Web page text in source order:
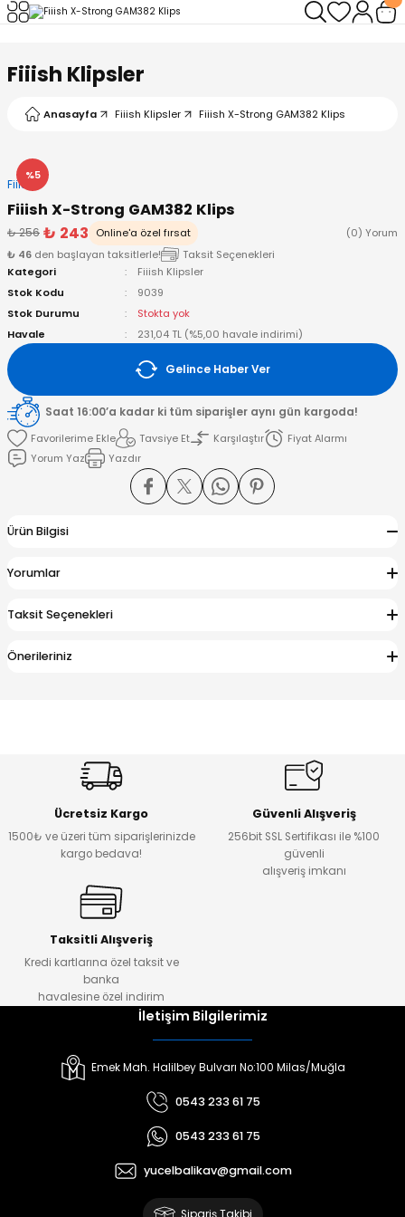
Fiiish Klipsler
Anasayfa Fiiish Klipsler Fiiish X-Strong GAM382 Klips
%5
Fiiish
Fiiish X-Strong GAM382 Klips
₺ 256 ₺ 243 Online'a özel fırsat
(0) Yorum
₺ 46 den başlayan taksitlerle!
Taksit Seçenekleri
Kategori
Fiiish Klipsler
Stok Kodu
9039
Stok Durumu
Stokta yok
Havale
231,04 TL (%5,00 havale indirimi)
Gelince Haber Ver
Saat 16:00’a kadar ki tüm siparişler aynı gün kargoda!
Tavsiye Et
Karşılaştır
Fiyat Alarmı
Yorum Yaz
Yazdır
Ürün Bilgisi
Yorumlar
Taksit Seçenekleri
Önerileriniz
Ücretsiz Kargo
1500₺ ve üzeri tüm siparişlerinizde
kargo bedava!
Güvenli Alışveriş
256bit SSL Sertifikası ile %100
güvenli
alışveriş imkanı
Taksitli Alışveriş
Kredi kartlarına özel taksit ve
banka
havalesine özel indirim
İletişim Bilgilerimiz
Emek Mah. Halilbey Bulvarı No:100 Milas/Muğla
0543 233 61 75
0543 233 61 75
yucelbalikav@gmail.com
Sipariş Takibi
Geri Dön
Makineleri
Geri Dön
Kamışlar
Geri Dön
Misinalar
Misinalar
Geri Dön
- Klips
Halka
Geri Dön
Geri Dön
& El Feneri